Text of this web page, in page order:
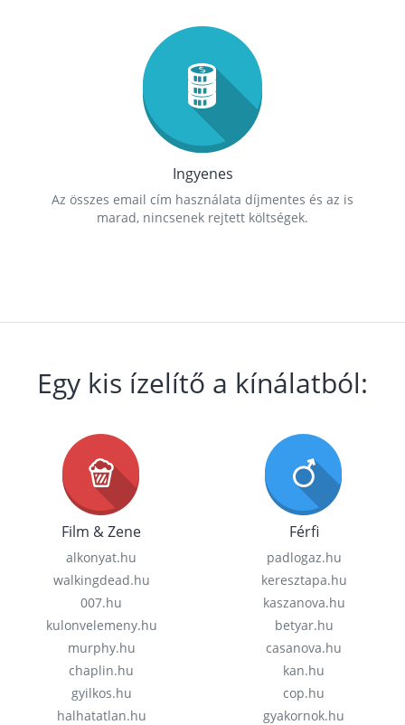
Ingyenes
Az összes email cím használata díjmentes és az is
marad, nincsenek rejtett költségek.
Egy kis ízelítő a kínálatból:
Film & Zene
alkonyat.hu
walkingdead.hu
007.hu
kulonvelemeny.hu
murphy.hu
chaplin.hu
gyilkos.hu
halhatatlan.hu
Férfi
padlogaz.hu
keresztapa.hu
kaszanova.hu
betyar.hu
casanova.hu
kan.hu
cop.hu
gyakornok.hu